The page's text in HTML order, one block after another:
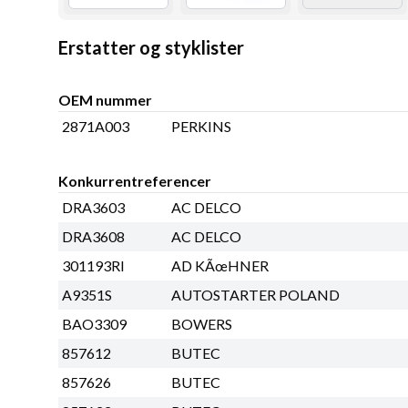
Erstatter og styklister
OEM nummer
2871A003
PERKINS
Konkurrentreferencer
DRA3603
AC DELCO
DRA3608
AC DELCO
301193RI
AD KÃœHNER
A9351S
AUTOSTARTER POLAND
BAO3309
BOWERS
857612
BUTEC
857626
BUTEC